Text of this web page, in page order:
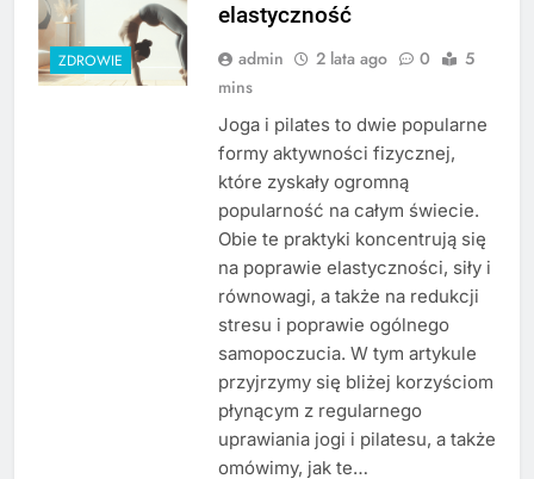
ZDROWIE
elastyczność
admin 2 lata ago 0
5
mins
Joga i pilates to dwie popularne
formy aktywności fizycznej,
które zyskały ogromną
popularność na całym świecie.
Obie te praktyki koncentrują się
na poprawie elastyczności, siły i
równowagi, a także na redukcji
stresu i poprawie ogólnego
samopoczucia. W tym artykule
przyjrzymy się bliżej korzyściom
płynącym z regularnego
uprawiania jogi i pilatesu, a także
omówimy, jak te…